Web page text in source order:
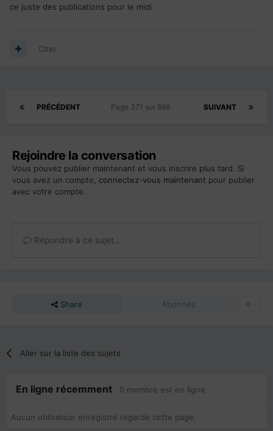
ce juste des publications pour le midi
Citer
PRÉCÉDENT SUIVANT
Page 371 sur 896
Rejoindre la conversation
Vous pouvez publier maintenant et vous inscrire plus tard. Si
vous avez un compte, connectez-vous maintenant pour publier
avec votre compte.
Répondre à ce sujet…
Share Abonnés 0
Aller sur la liste des sujets
En ligne récemment 0 membre est en ligne
Aucun utilisateur enregistré regarde cette page.